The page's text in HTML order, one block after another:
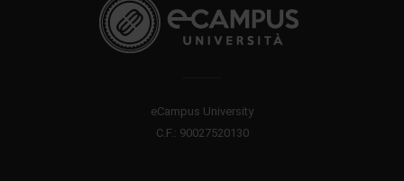
eCampus University
C.F.: 90027520130